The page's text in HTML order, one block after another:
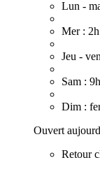
Lun -
Mer :
Jeu -
Sam :
Dim :
Ouvert
Retour